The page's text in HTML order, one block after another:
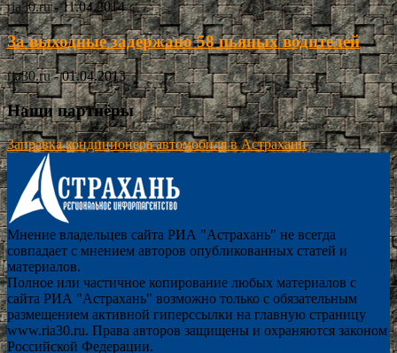
ria30.ru - 11.04.2014
За выходные задержано 58 пьяных водителей
ria30.ru - 01.04.2013
Наши партнёры
Заправка кондиционера автомобиля в Астрахани
Мнение владельцев сайта РИА "Астрахань" не всегда
совпадает с мнением авторов опубликованных статей и
материалов.
Полное или частичное копирование любых материалов с
сайта РИА "Астрахань" возможно только с обязательным
размещением активной гиперссылки на главную страницу
www.ria30.ru. Права авторов защищены и охраняются законом
Российской Федерации.